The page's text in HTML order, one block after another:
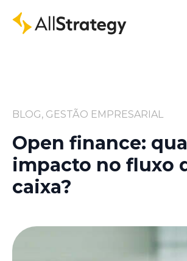
BLOG, GESTÃO EMPRESARIAL
Open finance:
impacto no fluxo
caixa?